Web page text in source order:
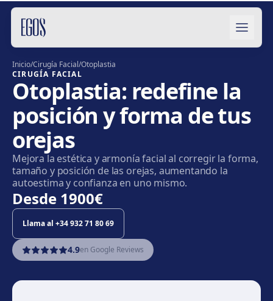
Saltar al contenido
Inicio/Cirugía Facial/Otoplastia
CIRUGÍA FACIAL
Otoplastia: redefine la
posición y forma de tus
orejas
Mejora la estética y armonía facial al corregir la forma,
tamaño y posición de las orejas, aumentando la
autoestima y confianza en uno mismo.
Desde 1900€
Llama al +34 932 71 80 69
4.9en Google Reviews